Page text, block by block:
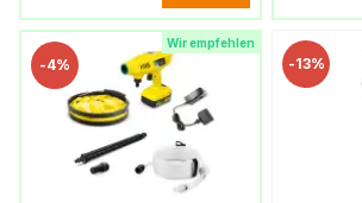
Wir empfehlen
-4% -13%